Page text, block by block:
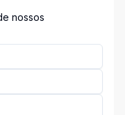
nossos